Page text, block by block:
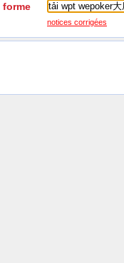
forme
notices corrigées